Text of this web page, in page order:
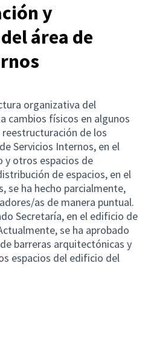
y
área de
organizativa del
cambios físicos en algunos
de los
Servicios Internos, en el
otros espacios de
de espacios, en el
se ha hecho parcialmente,
as de manera puntual.
Secretaría, en el edificio de
se ha aprobado
barreras arquitectónicas y
espacios del edificio del